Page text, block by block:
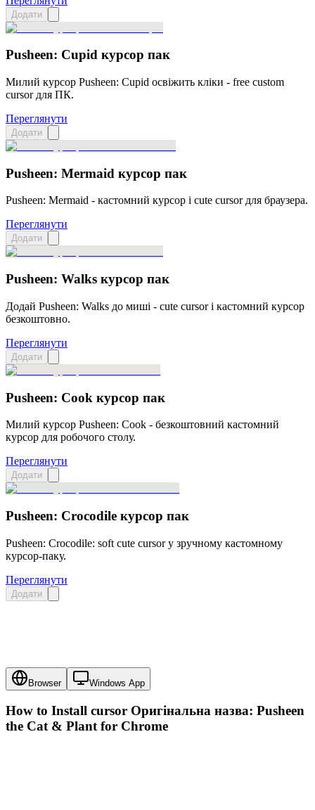
Додати
Pusheen: Cupid курсор пак
Милий курсор Pusheen: Cupid освіжить кліки - free custom
cursor для ПК.
Переглянути
Додати
Pusheen: Mermaid курсор пак
Pusheen: Mermaid - кастомний курсор і cute cursor для браузера.
Переглянути
Додати
Pusheen: Walks курсор пак
Додай Pusheen: Walks до миші - cute cursor і кастомний курсор
безкоштовно.
Переглянути
Додати
Pusheen: Cook курсор пак
Милий курсор Pusheen: Cook - безкоштовний кастомний
курсор для робочого столу.
Переглянути
Додати
Pusheen: Crocodile курсор пак
Pusheen: Crocodile: soft cute cursor у зручному кастомному
курсор-паку.
Переглянути
Додати
Browser Windows App
How to Install cursor Оригінальна назва: Pusheen
the Cat & Plantfor Chrome